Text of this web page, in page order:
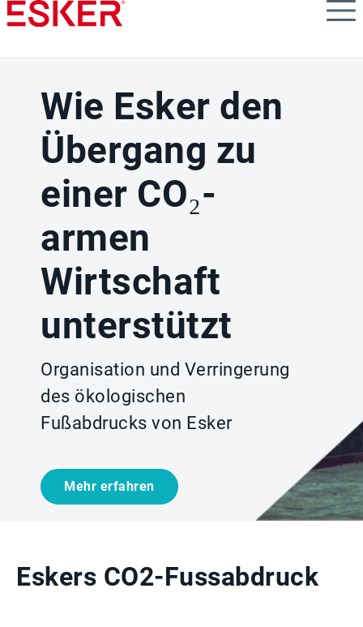
Skip
to
Wie Esker den
Übergang zu
einer CO₂-
armen
Wirtschaft
unterstützt
Organisation und Verringerung
des ökologischen
Fußabdrucks von Esker
Mehr erfahren
Eskers CO2-Fussabdruck